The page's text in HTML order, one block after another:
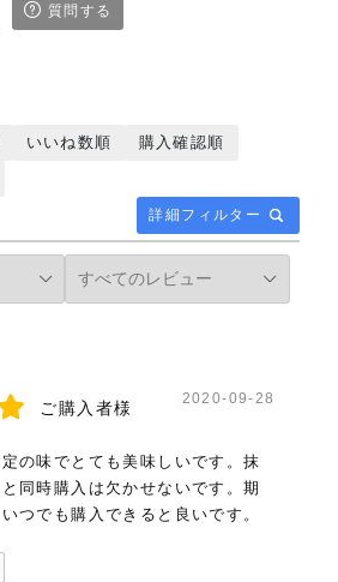
質問する
詳細フィルター
いいね数順
購入確認順
ご購入者様 2020-09-28
の味でとても美味しいです。抹
同時購入は欠かせないです。期
つでも購入できると良いです。